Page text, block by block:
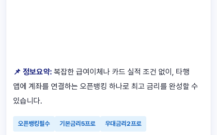
📌 정보요약: 복잡한 급여이체나 카드 실적 조건 없이, 타행
앱에 계좌를 연결하는 오픈뱅킹 하나로 최고 금리를 완성할 수
있습니다.
오픈뱅킹필수 기본금리5프로 우대금리2프로